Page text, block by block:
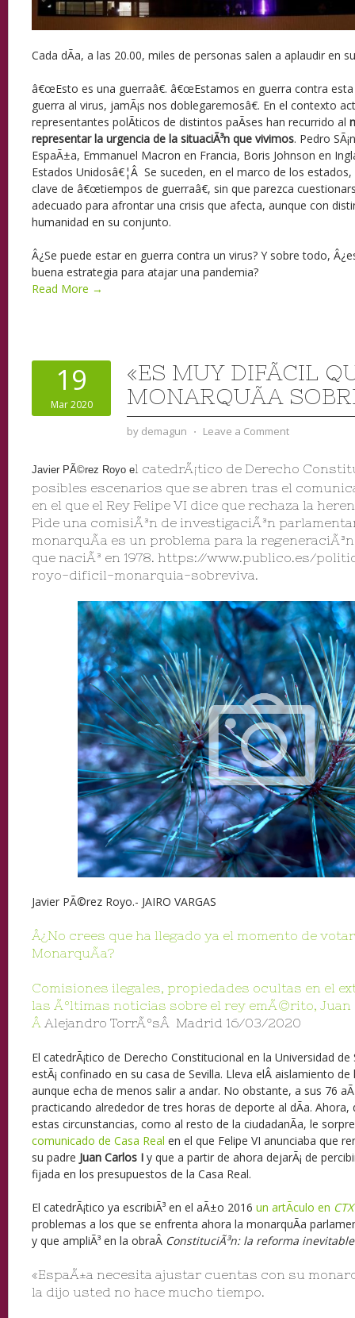
Cada dÃ­a, a las 20.00, miles de personas salen a aplaudir en
â€œEsto es una guerraâ€. â€œEstamos en guerra contra
guerra al virus, jamÃ¡s nos doblegaremosâ€. En el contexto
representantes polÃ­ticos de distintos paÃ­ses han recurrido al
representar la urgencia de la situaciÃ³n que vivimos. Pedro
EspaÃ±a, Emmanuel Macron en Francia, Boris Johnson en
Estados Unidosâ€¦Â Se suceden, en el marco de los
clave de â€œtiempos de guerraâ€, sin que parezca
adecuado para afrontar una crisis que afecta, aunque con
humanidad en su conjunto.
Â¿Se puede estar en guerra contra un virus? Y sobre todo,
buena estrategia para atajar una pandemia?
Read More →
19
Mar 2020
«ES MUY DIFÃ­CIL
MONARQUÃ­A
by demagun ⋅ Leave a Comment
Javier PÃ©rez Royo el catedrÃ¡tico de Derecho
posibles escenarios que se abren tras el
en el que el Rey Felipe VI dice que rechaza la
Pide una comisiÃ³n de investigaciÃ³n
monarquÃ­a es un problema para la
que naciÃ³ en 1978. https://www.publico.es/
royo-dificil-monarquia-sobreviva.
Javier PÃ©rez Royo.- JAIRO VARGAS
Â¿No crees que ha llegado ya el momento de
MonarquÃ­a?
Comisiones ilegales, propiedades ocultas en el
las Ãºltimas noticias sobre el rey emÃ©rito, Juan
Â Alejandro TorrÃºsÂ Madrid 16/03/2020
El catedrÃ¡tico de Derecho Constitucional en la Universidad de
estÃ¡ confinado en su casa de Sevilla. Lleva elÂ aislamiento
aunque echa de menos salir a andar. No obstante, a sus 76
practicando alrededor de tres horas de deporte al dÃ­a. Ahora,
estas circunstancias, como al resto de la ciudadanÃ­a, le
comunicado de Casa Real en el que Felipe VI anunciaba que
su padre Juan Carlos I y que a partir de ahora dejarÃ¡ de
fijada en los presupuestos de la Casa Real.
El catedrÃ¡tico ya escribiÃ³ en el aÃ±o 2016 un artÃ­culo en
problemas a los que se enfrenta ahora la monarquÃ­a
y que ampliÃ³ en la obraÂ ConstituciÃ³n: la reforma inevitable
«EspaÃ±a necesita ajustar cuentas con su
la dijo usted no hace mucho tiempo.